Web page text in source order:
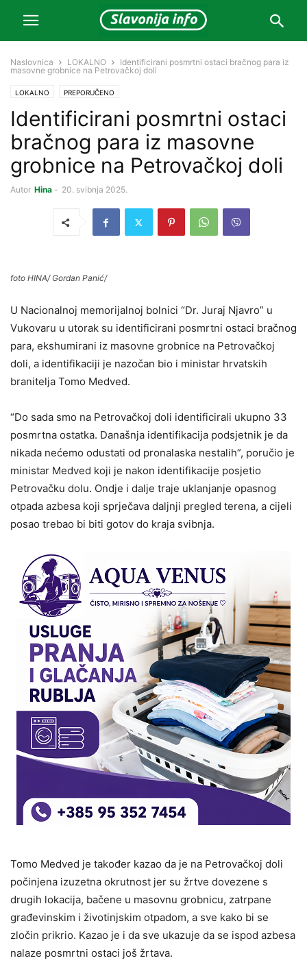
Naslovnica LOKALNO
Identificirani posmrtni ostaci bračnog para iz
masovne grobnice na Petrovačkoj doli
LOKALNO PREPORUČENO
Identificirani posmrtni ostaci
bračnog para iz masovne
grobnice na Petrovačkoj doli
Autor Hina - 20. svibnja 2025.
foto HINA/ Gordan Panić/
U Nacionalnoj memorijalnoj bolnici “Dr. Juraj Njavro” u
Vukovaru u utorak su identificirani posmrtni ostaci bračnog
para, ekshumirani iz masovne grobnice na Petrovačkoj
doli, a identifikaciji je nazočan bio i ministar hrvatskih
branitelja Tomo Medved.
“Do sada smo na Petrovačkoj doli identificirali ukupno 33
posmrtna ostatka. Današnja identifikacija podsjetnik je da
nikada nećemo odustati od pronalaska nestalih”, poručio je
ministar Medved koji je nakon identifikacije posjetio
Petrovačku dolu. Ondje i dalje traje uklanjanje opasnog
otpada azbesa koji sprječava daljnji pregled terena, a cijeli
posao trebao bi biti gotov do kraja svibnja.
Tomo Medved je također kazao da je na Petrovačkoj doli
počinjena izuzetna okrutnost jer su žrtve dovezene s
drugih lokacija, bačene u masovnu grobnicu, zatrpane
građevinskim i životinjskim otpadom, a sve kako bi se
zločin prikrio. Kazao je i da sve ukazuje da se ispod azbesa
nalaze posmrtni ostaci još žrtava.